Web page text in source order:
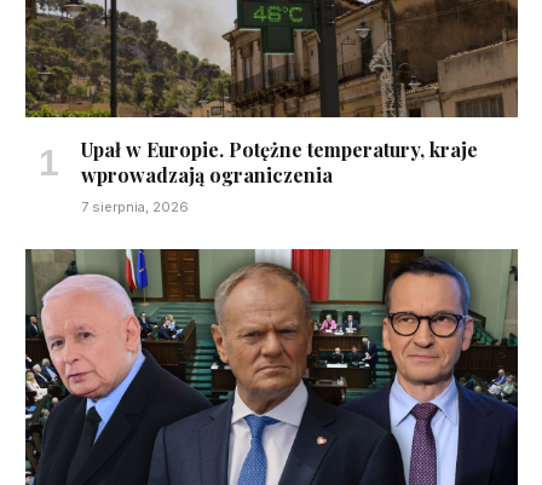
Upał w Europie. Potężne temperatury, kraje
wprowadzają ograniczenia
7 sierpnia, 2026